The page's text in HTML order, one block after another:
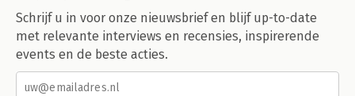
Schrijf u in voor onze nieuwsbrief en blijf up-to-date
met relevante interviews en recensies, inspirerende
events en de beste acties.